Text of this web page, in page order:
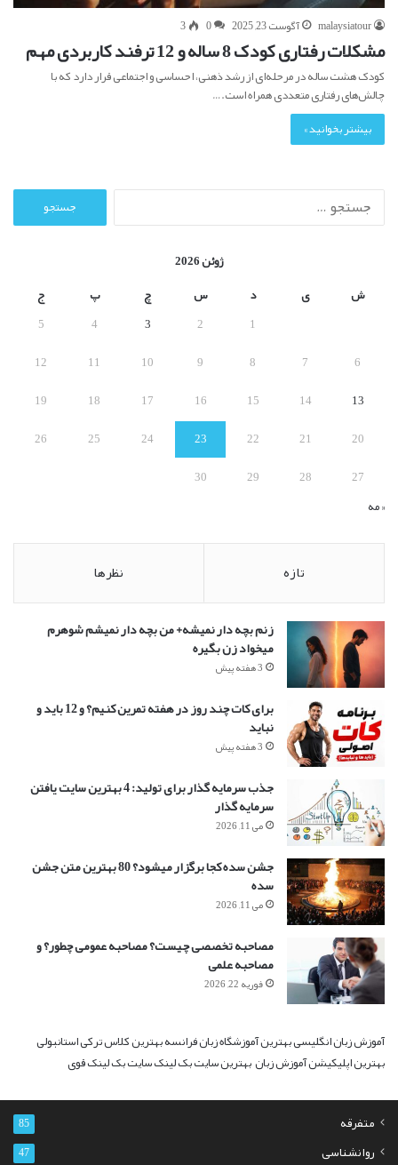
malaysiatour
آگوست 23, 2025 0
3
مشکلات رفتاری کودک 8 ساله و 12 ترفند کاربردی مهم
کودک هشت ساله در مرحله‌ای از رشد ذهنی، احساسی و اجتماعی قرار دارد که با
چالش‌های رفتاری متعددی همراه است.…
بیشتر بخوانید »
ژوئن 2026
ش
ی د س چ پ
ج
1
2
3
4
5
6
7
8
9
10
11
12
13
14
15
16
17
18
19
20
21
22
23
24
25
26
27
28
29
30
« مه
تازه نظرها
زنم بچه دار نمیشه+ من بچه دار نمیشم شوهرم
میخواد زن بگیره
3 هفته پیش
برای کات چند روز در هفته تمرین کنیم؟ و 12 باید و
نباید
3 هفته پیش
جذب سرمایه گذار برای تولید: 4 بهترین سایت یافتن
سرمایه گذار
می 11, 2026
جشن سده کجا برگزار میشود؟ 80 بهترین متن جشن
سده
می 11, 2026
مصاحبه تخصصی چیست؟ مصاحبه عمومی چطور؟ و
مصاحبه علمی
فوریه 22, 2026
آموزش زبان انگلیسیبهترین آموزشگاه زبان فرانسهبهترین کلاس ترکی استانبولی
بهترین اپلیکیشن آموزش زبانبهترین سایت بک لینکسایت بک لینک قوی
متفرقه 85
روانشناسی 47